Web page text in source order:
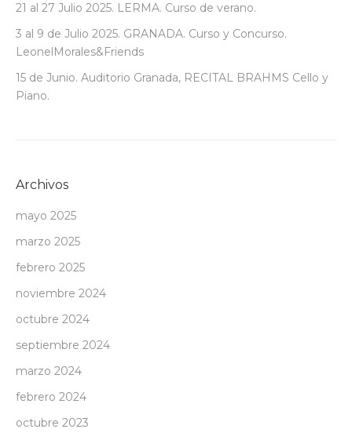
21 al 27 Julio 2025. LERMA. Curso de verano.
3 al 9 de Julio 2025. GRANADA. Curso y Concurso.
LeonelMorales&Friends
15 de Junio. Auditorio Granada, RECITAL BRAHMS Cello y
Piano.
Archivos
mayo 2025
marzo 2025
febrero 2025
noviembre 2024
octubre 2024
septiembre 2024
marzo 2024
febrero 2024
octubre 2023